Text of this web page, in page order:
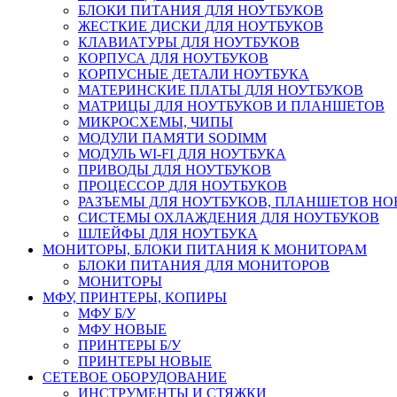
БЛОКИ ПИТАНИЯ ДЛЯ НОУТБУКОВ
ЖЕСТКИЕ ДИСКИ ДЛЯ НОУТБУКОВ
КЛАВИАТУРЫ ДЛЯ НОУТБУКОВ
КОРПУСА ДЛЯ НОУТБУКОВ
КОРПУСНЫЕ ДЕТАЛИ НОУТБУКА
МАТЕРИНСКИЕ ПЛАТЫ ДЛЯ НОУТБУКОВ
МАТРИЦЫ ДЛЯ НОУТБУКОВ И ПЛАНШЕТОВ
МИКРОСХЕМЫ, ЧИПЫ
МОДУЛИ ПАМЯТИ SODIMM
МОДУЛЬ WI-FI ДЛЯ НОУТБУКА
ПРИВОДЫ ДЛЯ НОУТБУКОВ
ПРОЦЕССОР ДЛЯ НОУТБУКОВ
РАЗЪЕМЫ ДЛЯ НОУТБУКОВ, ПЛАНШЕТОВ
СИСТЕМЫ ОХЛАЖДЕНИЯ ДЛЯ НОУТБУКОВ
ШЛЕЙФЫ ДЛЯ НОУТБУКА
МОНИТОРЫ, БЛОКИ ПИТАНИЯ К МОНИТОРАМ
БЛОКИ ПИТАНИЯ ДЛЯ МОНИТОРОВ
МОНИТОРЫ
МФУ, ПРИНТЕРЫ, КОПИРЫ
МФУ Б/У
МФУ НОВЫЕ
ПРИНТЕРЫ Б/У
ПРИНТЕРЫ НОВЫЕ
СЕТЕВОЕ ОБОРУДОВАНИЕ
ИНСТРУМЕНТЫ И СТЯЖКИ